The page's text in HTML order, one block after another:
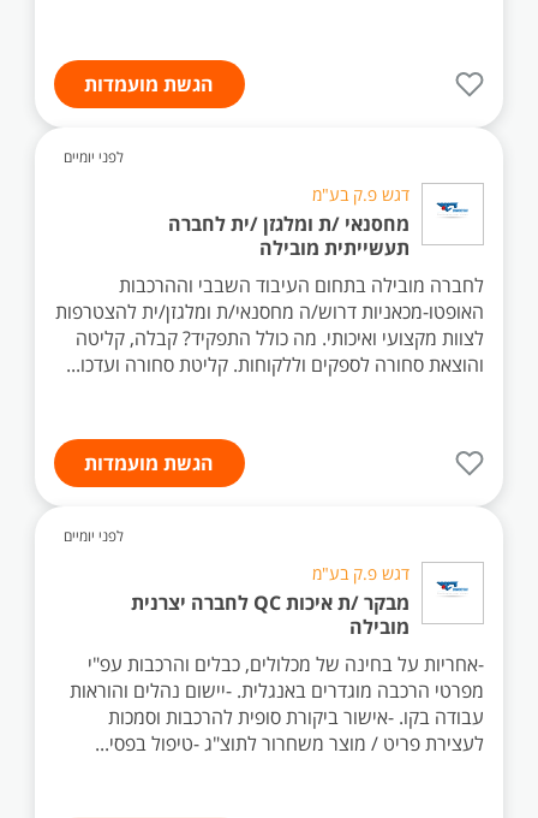
הגשת מועמדות
לפני יומיים
דגש פ.ק בע"מ
מחסנאי /ת ומלגזן /ית לחברה
תעשייתית מובילה
לחברה מובילה בתחום העיבוד השבבי וההרכבות
האופטו-מכאניות דרוש/ה מחסנאי/ת ומלגזן/ית להצטרפות
לצוות מקצועי ואיכותי. מה כולל התפקיד? קבלה, קליטה
והוצאת סחורה לספקים וללקוחות. קליטת סחורה ועדכו...
הגשת מועמדות
לפני יומיים
דגש פ.ק בע"מ
מבקר /ת איכות QC לחברה יצרנית
מובילה
-אחריות על בחינה של מכלולים, כבלים והרכבות עפ"י
מפרטי הרכבה מוגדרים באנגלית. -יישום נהלים והוראות
עבודה בקו. -אישור ביקורת סופית להרכבות וסמכות
לעצירת פריט / מוצר משחרור לתוצ"ג -טיפול בפסי...